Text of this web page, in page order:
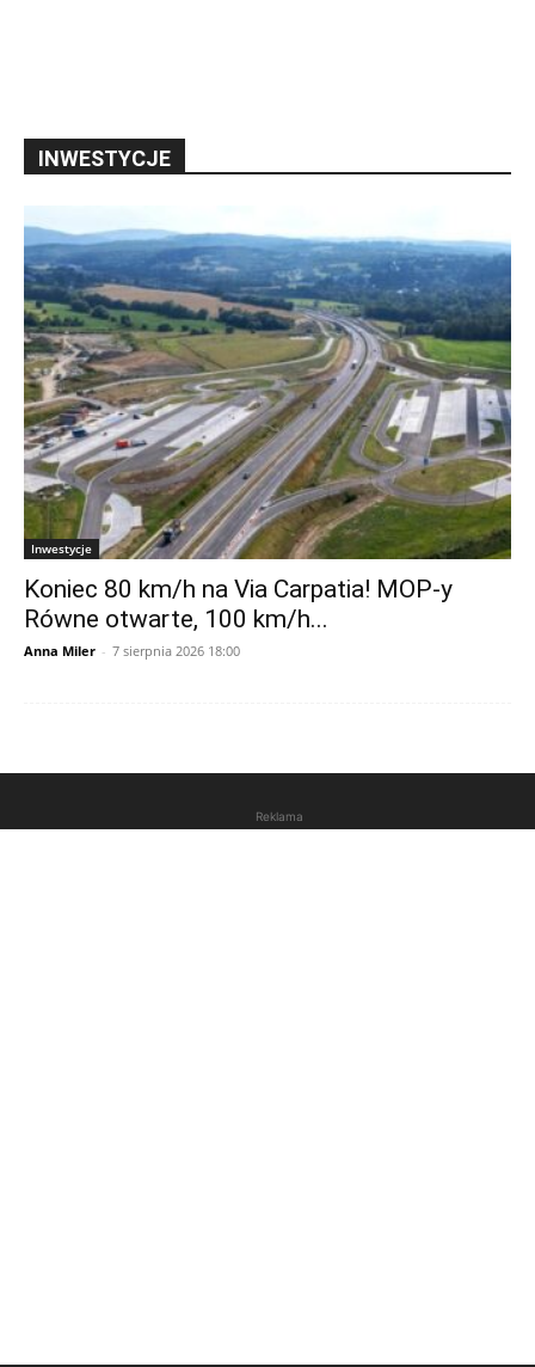
INWESTYCJE
Inwestycje
Koniec 80 km/h na Via Carpatia! MOP-y
Równe otwarte, 100 km/h...
Anna Miler - 7 sierpnia 2026 18:00
Reklama